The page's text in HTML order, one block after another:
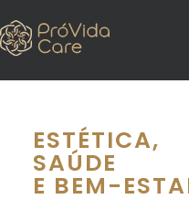
ESTÉTICA,
SAÚDE
E BEM-